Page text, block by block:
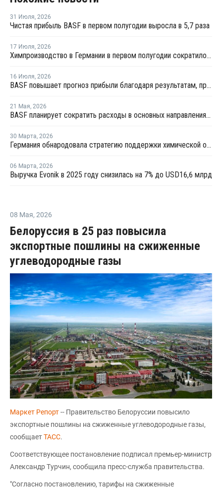
31 Июля, 2026
Чистая прибыль BASF в первом полугодии выросла в 5,7 раза
17 Июля, 2026
Химпроизводство в Германии в первом полугодии сократилось на 3%
16 Июля, 2026
BASF повышает прогноз прибыли благодаря результатам, превзошедшим ожидания
21 Мая, 2026
BASF планирует сократить расходы в основных направлениях деятельности на 20% к 2029 году
30 Марта, 2026
Германия обнародовала стратегию поддержки химической отрасли страны
06 Марта, 2026
Выручка Evonik в 2025 году снизилась на 7% до USD16,6 млрд
08 Мая, 2026
Белоруссия в 25 раз повысила
экспортные пошлины на сжиженные
углеводородные газы
Маркет Репорт-- Правительство Белоруссии повысило
экспортные пошлины на сжиженные углеводородные газы,
сообщаетТАСС.
Соответствующее постановление подписал премьер-министр
Александр Турчин, сообщила пресс-служба правительства.
"Согласно постановлению, тарифы на сжиженные